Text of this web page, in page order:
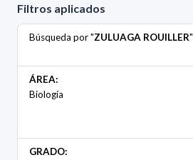
Filtros aplicados
Búsqueda por "ZULUAGA ROUILLER"
ÁREA:
Biología
GRADO: